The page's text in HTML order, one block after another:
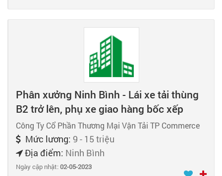
Phân xưởng Ninh Bình - Lái xe tải thùng
B2 trở lên, phụ xe giao hàng bốc xếp
Công Ty Cổ Phần Thương Mại Vận Tải TP Commerce
Mức lương: 9 - 15 triệu
Địa điểm: Ninh Bình
Ngày cập nhật:02-05-2023